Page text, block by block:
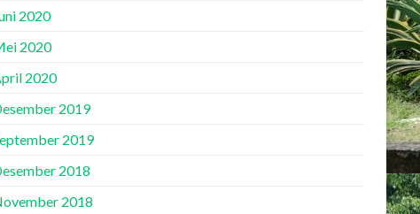
2020
2020
2020
2019
2019
2018
2018